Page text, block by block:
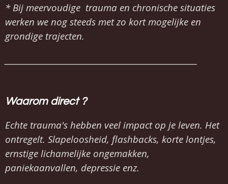
* Bij meervoudige trauma en chronische situaties
werken we nog steeds met zo kort mogelijke en
grondige trajecten.
Waarom direct ?
Echte trauma's hebben veel impact op je leven. Het
ontregelt. Slapeloosheid, flashbacks, korte lontjes,
ernstige lichamelijke ongemakken,
paniekaanvallen, depressie enz.